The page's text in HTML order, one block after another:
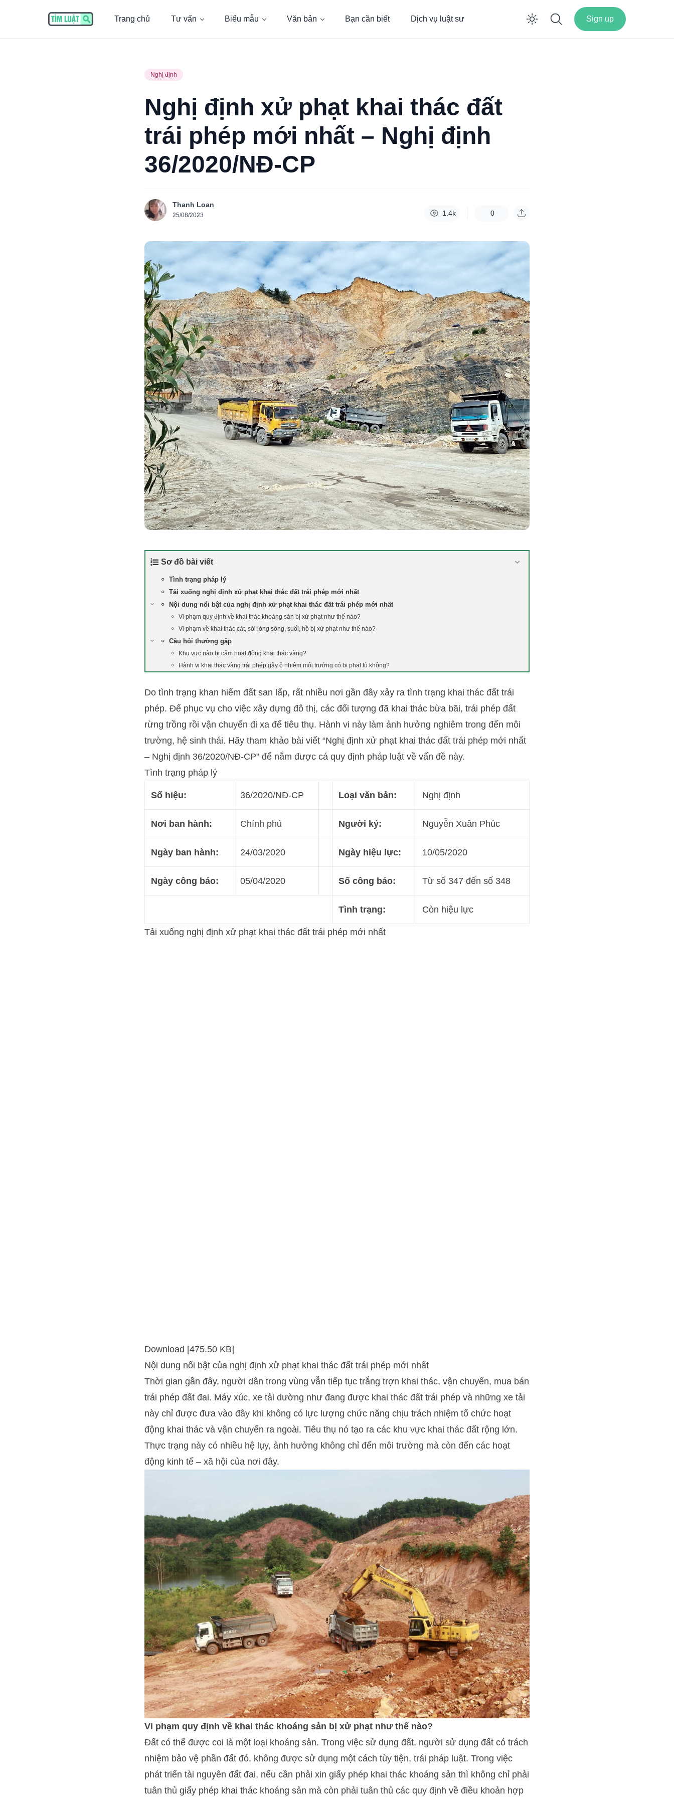
Trang chủ Tư vấn Biểu mẫu Văn bản Bạn cần biết Dịch vụ luật sư Enable dark mode
Sign up
Nghị định
Nghị định xử phạt khai thác đất
trái phép mới nhất – Nghị định
36/2020/NĐ-CP
Thanh Loan
25/08/2023 1.4k 0
Sơ đồ bài viết
Tình trạng pháp lý
Tải xuống nghị định xử phạt khai thác đất trái phép mới nhất
Nội dung nổi bật của nghị định xử phạt khai thác đất trái phép mới nhất
Vi phạm quy định về khai thác khoáng sản bị xử phạt như thế nào?
Vi phạm về khai thác cát, sỏi lòng sông, suối, hồ bị xử phạt như thế nào?
Câu hỏi thường gặp
Khu vực nào bị cấm hoạt động khai thác vàng?
Hành vi khai thác vàng trái phép gây ô nhiễm môi trường có bị phạt tù không?
Do tình trạng khan hiếm đất san lấp, rất nhiều nơi gần đây xảy ra tình trạng khai thác đất trái
phép. Để phục vụ cho việc xây dựng đô thị, các đối tượng đã khai thác bừa bãi, trái phép đất
rừng trồng rồi vận chuyển đi xa để tiêu thụ. Hành vi này làm ảnh hưởng nghiêm trong đến môi
trường, hệ sinh thái. Hãy tham khảo bài viết “Nghị định xử phạt khai thác đất trái phép mới nhất
– Nghị định 36/2020/NĐ-CP” để nắm được cá quy định pháp luật về vấn đề này.
Tình trạng pháp lý
Số hiệu: 36/2020/NĐ-CP Loại văn bản: Nghị định
Nơi ban hành: Chính phủ Người ký: Nguyễn Xuân Phúc
Ngày ban hành: 24/03/2020 Ngày hiệu lực: 10/05/2020
Ngày công báo: 05/04/2020 Số công báo: Từ số 347 đến số 348
Tình trạng: Còn hiệu lực
Tải xuống nghị định xử phạt khai thác đất trái phép mới nhất
Download [475.50 KB]
Nội dung nổi bật của nghị định xử phạt khai thác đất trái phép mới nhất
Thời gian gần đây, người dân trong vùng vẫn tiếp tục trắng trợn khai thác, vận chuyển, mua bán
trái phép đất đai. Máy xúc, xe tải dường như đang được khai thác đất trái phép và những xe tải
này chỉ được đưa vào đây khi không có lực lượng chức năng chịu trách nhiệm tổ chức hoạt
động khai thác và vận chuyển ra ngoài. Tiêu thụ nó tạo ra các khu vực khai thác đất rộng lớn.
Thực trạng này có nhiều hệ lụy, ảnh hưởng không chỉ đến môi trường mà còn đến các hoạt
động kinh tế – xã hội của nơi đây.
Vi phạm quy định về khai thác khoáng sản bị xử phạt như thế nào?
Đất có thể được coi là một loại khoáng sản. Trong việc sử dụng đất, người sử dụng đất có trách
nhiệm bảo vệ phần đất đó, không được sử dụng một cách tùy tiện, trái pháp luật. Trong việc
phát triển tài nguyên đất đai, nếu cần phải xin giấy phép khai thác khoáng sản thì không chỉ phải
tuân thủ giấy phép khai thác khoáng sản mà còn phải tuân thủ các quy định về điều khoản hợp